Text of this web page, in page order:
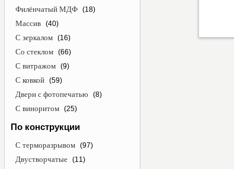
Филёнчатый МДФ (18)
Массив (40)
С зеркалом (16)
Со стеклом (66)
С витражом (9)
С ковкой (59)
Двери с фотопечатью (8)
С виноритом (25)
По конструкции
С терморазрывом (97)
Двустворчатые (11)